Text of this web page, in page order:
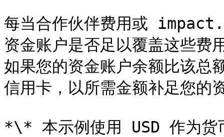
每当合作伙伴费用或
资金账户是否足以覆盖这些
如果您的资金账户余额比该
信用卡，以所需金额补足您的
*\* 本示例使用 USD 作为货